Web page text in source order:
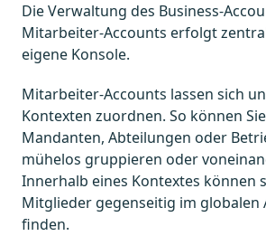
Die Verwaltung des Business-
Mitarbeiter-Accounts erfolgt
eigene Konsole.
Mitarbeiter-Accounts lassen sich
Kontexten zuordnen. So können
Mandanten, Abteilungen oder
mühelos gruppieren oder
Innerhalb eines Kontextes können
Mitglieder gegenseitig im globalen
finden.